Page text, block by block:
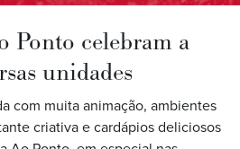
Ponto celebram a
unidades
com muita animação, ambientes
criativa e cardápios deliciosos